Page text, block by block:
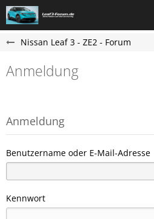
Nissan Leaf 3 - ZE2 - Forum
Anmeldung
Anmeldung
Benutzername oder E-Mail-Adresse
Kennwort